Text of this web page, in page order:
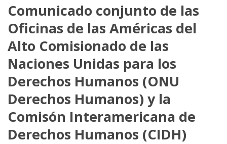
La ONU-DH en México
Vacantes ONU-DH México
ONU-DH en el tiempo
Comunicado conjunto de las
Oficinas de las Américas del
Alto Comisionado de las
Naciones Unidas para los
Derechos Humanos (ONU
Derechos Humanos) y la
Comisón Interamericana de
Derechos Humanos (CIDH)